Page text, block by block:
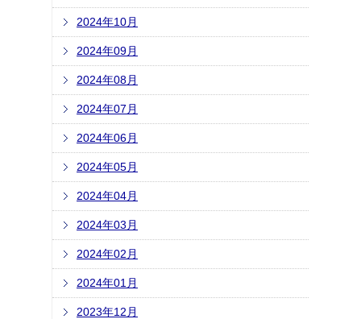
2024年10月
2024年09月
2024年08月
2024年07月
2024年06月
2024年05月
2024年04月
2024年03月
2024年02月
2024年01月
2023年12月